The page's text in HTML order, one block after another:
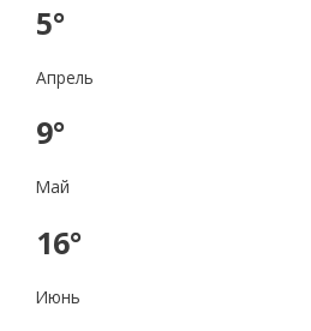
5°
Апрель
9°
Май
16°
Июнь